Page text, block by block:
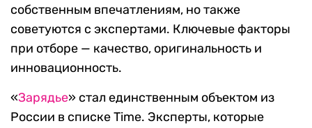
собственным впечатлениям, но также
советуются с экспертами. Ключевые факторы
при отборе — качество, оригинальность и
инновационность.
«Зарядье» стал единственным объектом из
России в списке Time. Эксперты, которые